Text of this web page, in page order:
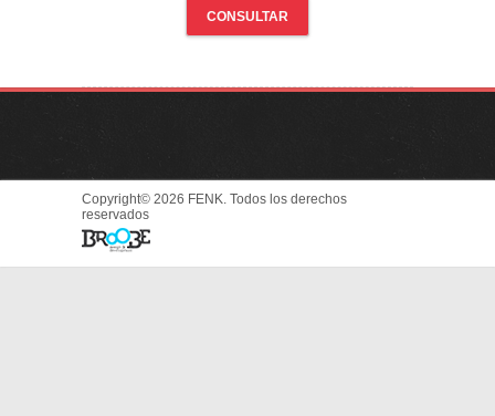
CONSULTAR
Copyright© 2026 FENK. Todos los derechos
reservados